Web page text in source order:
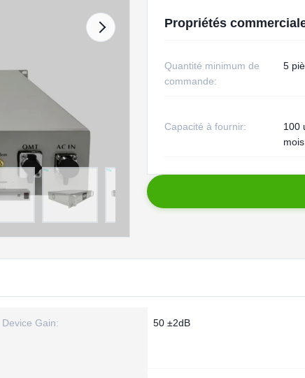
Propriétés
Quantité minimum de
commande:
5
Capacité à fournir:
100
mois.
Device Gain: 50 ±2dB